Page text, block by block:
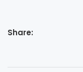
Share: